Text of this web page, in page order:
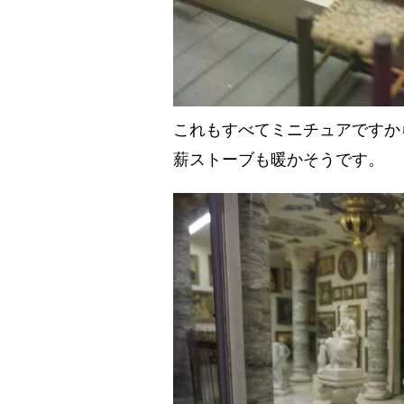
これもすべてミニチュアです
薪ストーブも暖かそうです。